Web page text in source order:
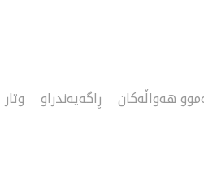
هەواڵەکان ڕاگەیەندراو وتار